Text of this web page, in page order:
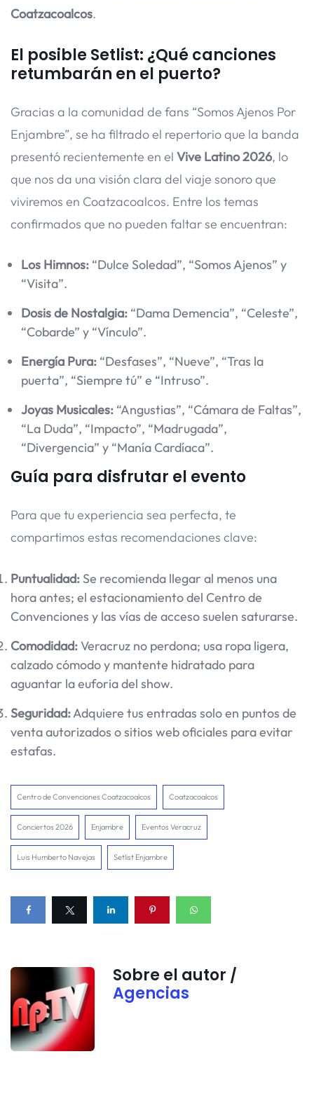
Coatzacoalcos.
El posible Setlist: ¿Qué canciones
retumbarán en el puerto?
Gracias a la comunidad de fans “Somos Ajenos Por
Enjambre”, se ha filtrado el repertorio que la banda
presentó recientemente en el Vive Latino 2026, lo
que nos da una visión clara del viaje sonoro que
viviremos en Coatzacoalcos. Entre los temas
confirmados que no pueden faltar se encuentran:
Los Himnos: “Dulce Soledad”, “Somos Ajenos” y
“Visita”.
Dosis de Nostalgia: “Dama Demencia”, “Celeste”,
“Cobarde” y “Vínculo”.
Energía Pura: “Desfases”, “Nueve”, “Tras la
puerta”, “Siempre tú” e “Intruso”.
Joyas Musicales: “Angustias”, “Cámara de Faltas”,
“La Duda”, “Impacto”, “Madrugada”,
“Divergencia” y “Manía Cardíaca”.
Guía para disfrutar el evento
Para que tu experiencia sea perfecta, te
compartimos estas recomendaciones clave:
Puntualidad: Se recomienda llegar al menos una
hora antes; el estacionamiento del Centro de
Convenciones y las vías de acceso suelen saturarse.
Comodidad:Veracruz no perdona; usa ropa ligera,
calzado cómodo y mantente hidratado para
aguantar la euforia del show.
Seguridad:Adquiere tus entradas solo en puntos de
venta autorizados o sitios web oficiales para evitar
estafas.
Centro de Convenciones Coatzacoalcos Coatzacoalcos
Conciertos 2026 Enjambre Eventos Veracruz
Luis Humberto Navejas Setlist Enjambre
Sobre el autor /
Agencias